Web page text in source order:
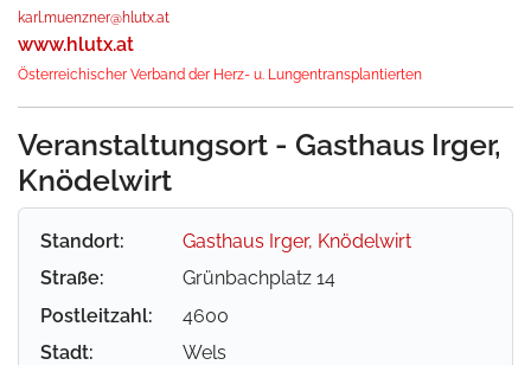
karl.muenzner@hlutx.at
www.hlutx.at
Österreichischer Verband der Herz- u. Lungentransplantierten
Veranstaltungsort - Gasthaus Irger,
Knödelwirt
Standort:
Gasthaus Irger, Knödelwirt
Straße:
Grünbachplatz 14
Postleitzahl:
4600
Stadt:
Wels